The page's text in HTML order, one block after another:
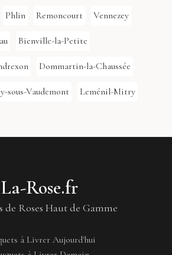
Phlin Remoncourt Vennezey
Bienville-la-Petite
Dommartin-la-Chaussée
sous-Vaudemont Leménil-Mitry
La-Rose.fr
de Roses Haut de Gamme
à Livrer Aujourd'hui